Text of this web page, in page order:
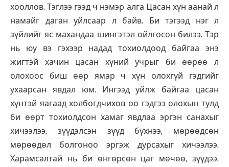
хооллов. Тэглээ гээд ч нэмэр алга Цасан хүн аанай л
намайг даган уйлсаар л байв. Би тэгээд нэг л
зүйлийг яс махандаа шингэтэл ойлгосон билээ. Тэр
нь юу вэ гэхээр надад тохиолдоод байгаа энэ
жигтэй хачин цасан хүний учрыг би өөрөө л
олохоос биш өөр ямар ч хүн олохгүй гэдгийг
ухаарсан явдал юм. Ингээд уйлж байгаа цасан
хүнтэй яагаад холбогдчихов оо гэдгээ олохын тулд
би өөрт тохиолдсон хамаг явдлаа эргэн санахыг
хичээлээ, зүүдэлсэн зүүд бүхнээ, мөрөөдсөн
мөрөөдөл болгоноо эргэж дурсахыг хичээлээ.
Харамсалтай нь би өнгөрсөн цаг мөчөө, зүүдээ,